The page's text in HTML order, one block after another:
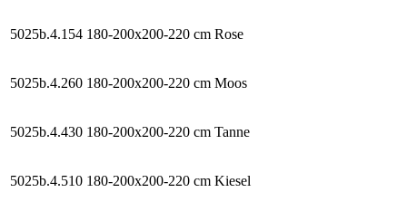
5025b.4.154 180-200x200-220 cm Rose
5025b.4.260 180-200x200-220 cm Moos
5025b.4.430 180-200x200-220 cm Tanne
5025b.4.510 180-200x200-220 cm Kiesel